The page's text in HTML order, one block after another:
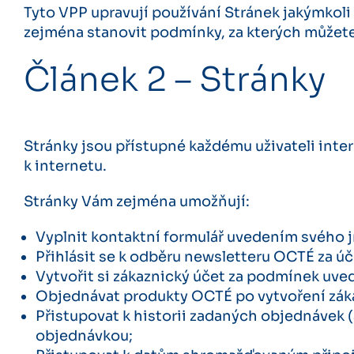
Tyto VPP upravují používání Stránek
zejména stanovit podmínky, za kterých
Článek 2 – Stránky
Stránky jsou přístupné každému uživateli
k internetu.
Stránky Vám zejména umožňují:
Vyplnit kontaktní formulář uvedením svého
Přihlásit se k odběru newsletteru OCTÉ za
Vytvořit si zákaznický účet za podmínek
Objednávat produkty OCTÉ po vytvoření
Přistupovat k historii zadaných objednávek
objednávkou;